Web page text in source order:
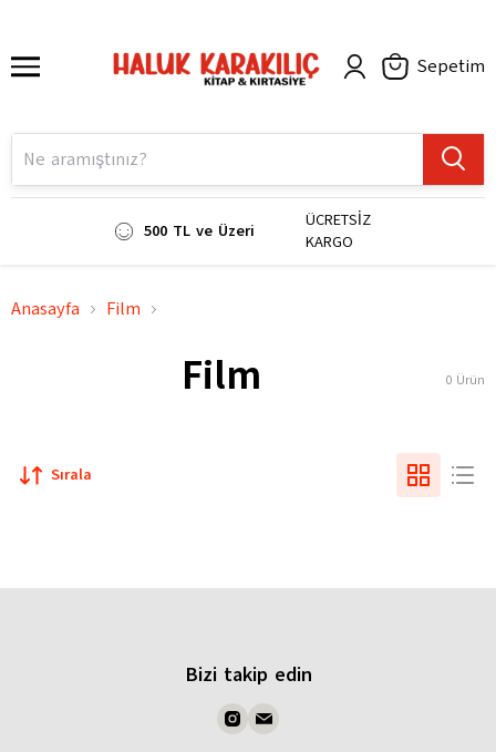
Sepetim
500 TL ve Üzeri
ÜCRETSİZ
KARGO
Anasayfa Film
Film 0 Ürün
Sırala
Bizi takip edin